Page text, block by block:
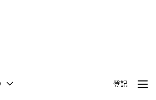
登記